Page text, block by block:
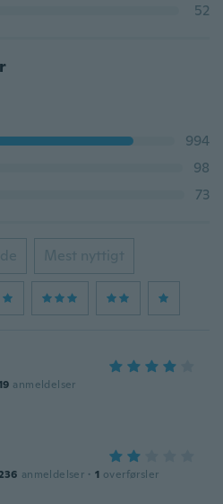
52
994
98
73
Mest nyttigt
anmeldelser
anmeldelser · 1 overførsler